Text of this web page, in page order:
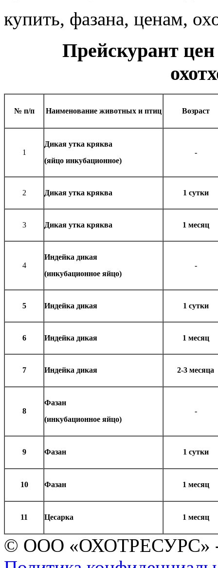
купить, фазана, ценам,
Прейскурант
№ п/п Наименование животных и птиц Возраст
1
Дикая утка кряква
(яйцо инкубационное)
-
2 Дикая утка кряква 1 сутки
3 Дикая утка кряква 1 месяц
4
Индейка дикая
(инкубационное яйцо)
-
5 Индейка дикая 1 сутки
6 Индейка дикая 1 месяц
7 Индейка дикая 2-3 месяца
8
Фазан
(инкубационное яйцо)
-
9 Фазан 1 сутки
10 Фазан 1 месяц
11 Цесарка 1 месяц
© ООО «ОХОТРЕСУРС»